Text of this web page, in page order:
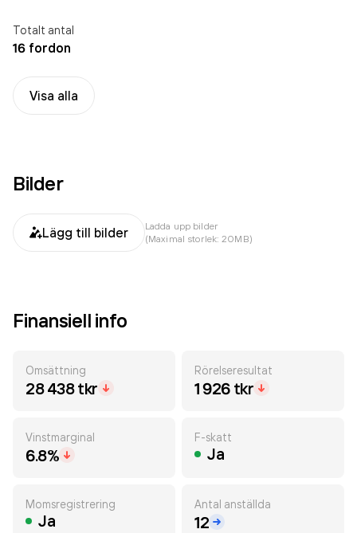
Totalt antal
16 fordon
Visa alla
Bilder
Lägg till bilder
Ladda upp bilder
(Maximal storlek: 20MB)
Finansiell info
Omsättning
28 438 tkr
Rörelseresultat
1 926 tkr
Vinstmarginal
6.8%
F-skatt
Ja
Momsregistrering
Ja
Antal anställda
12